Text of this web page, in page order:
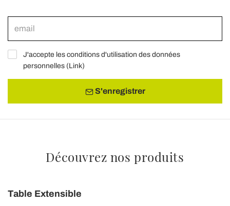
J'accepte les conditions d'utilisation des données
personnelles (Link)
S'enregistrer
Découvrez nos produits
Table Extensible